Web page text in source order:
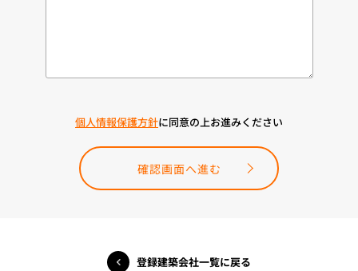
個人情報保護方針に同意の上お進みください
確認画面へ進む
登録建築会社一覧に戻る